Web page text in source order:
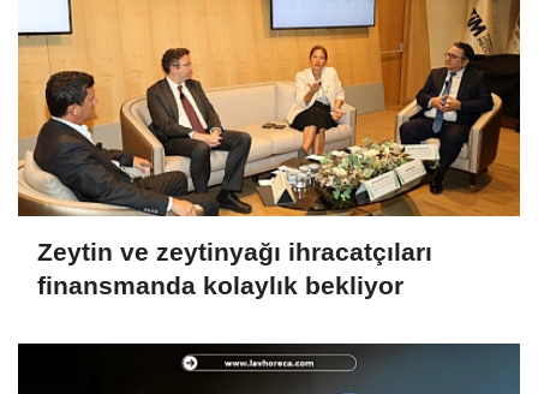
Zeytin ve zeytinyağı ihracatçıları
finansmanda kolaylık bekliyor